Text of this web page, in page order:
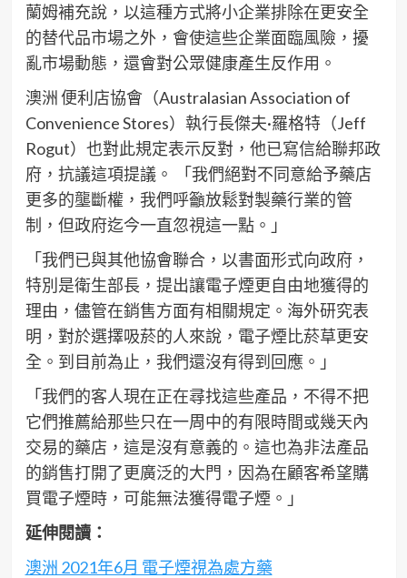
蘭姆補充說，以這種方式將小企業排除在更安全
的替代品市場之外，會使這些企業面臨風險，擾
亂市場動態，還會對公眾健康產生反作用。
澳洲 便利店協會（Australasian Association of
Convenience Stores）執行長傑夫·羅格特（Jeff
Rogut）也對此規定表示反對，他已寫信給聯邦政
府，抗議這項提議。 「我們絕對不同意給予藥店
更多的壟斷權，我們呼籲放鬆對製藥行業的管
制，但政府迄今一直忽視這一點。」
「我們已與其他協會聯合，以書面形式向政府，
特別是衛生部長，提出讓電子煙更自由地獲得的
理由，儘管在銷售方面有相關規定。海外研究表
明，對於選擇吸菸的人來說，電子煙比菸草更安
全。到目前為止，我們還沒有得到回應。」
「我們的客人現在正在尋找這些產品，不得不把
它們推薦給那些只在一周中的有限時間或幾天內
交易的藥店，這是沒有意義的。這也為非法產品
的銷售打開了更廣泛的大門，因為在顧客希望購
買電子煙時，可能無法獲得電子煙。」
延伸閱讀：
澳洲 2021年6月 電子煙視為處方藥